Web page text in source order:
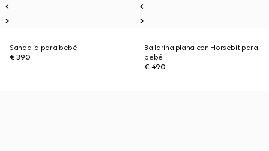
Sandalia para bebé
€ 390
Bailarina plana con Horsebit para
bebé
€ 490